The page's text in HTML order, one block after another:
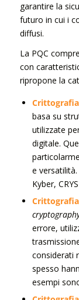
garantire la
futuro in cui i
diffusi.
La PQC
con
ripropone la
basa su
utilizzate
digitale.
e
Kyber,
errore,
considerati
spesso
esempi